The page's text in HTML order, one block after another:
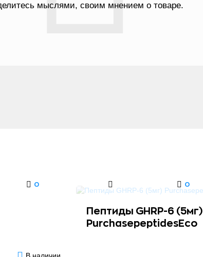
мыслями, своим мнением о товаре.
0 0
Пептиды GHRP-6 (5мг)
PurchasepeptidesEco